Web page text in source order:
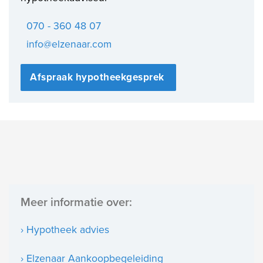
070 - 360 48 07
info@elzenaar.com
Afspraak hypotheekgesprek
Meer informatie over:
› Hypotheek advies
› Elzenaar Aankoopbegeleiding